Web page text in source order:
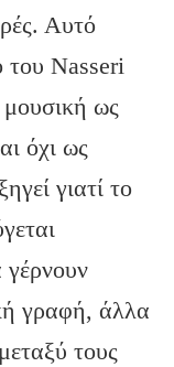
Αυτό
του Nasseri
μουσική ως
όχι ως
γιατί το
γέρνουν
γραφή, άλλα
τους